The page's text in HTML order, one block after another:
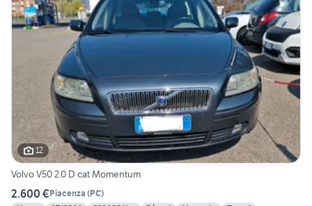
12
Volvo V50 2.0 D cat Momentum
2.600 €Piacenza (PC)